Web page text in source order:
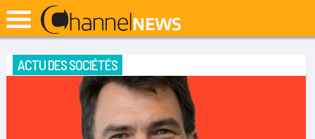
ACTU DES SOCIÉTÉS